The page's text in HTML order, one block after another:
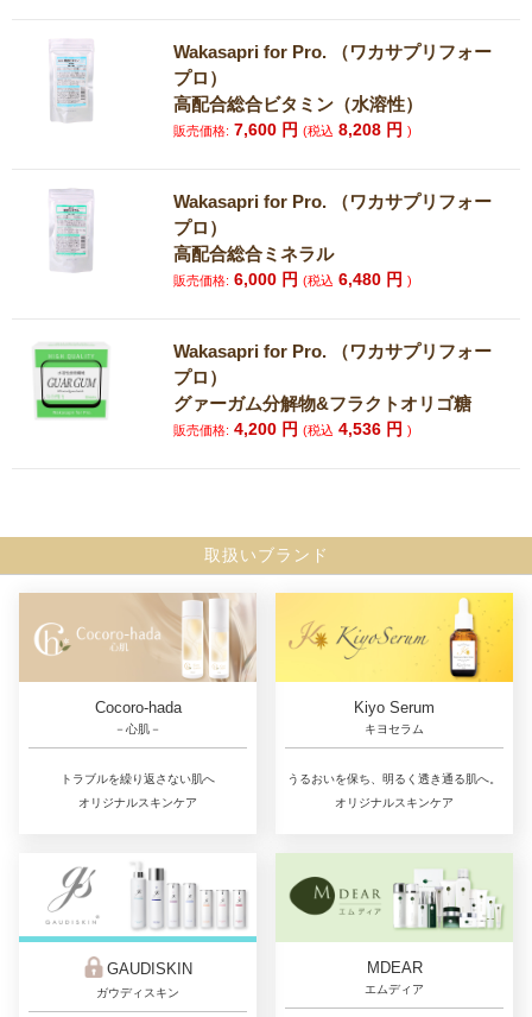
Wakasapri for Pro. （ワカサプリフォー
プロ）
高配合総合ビタミン（水溶性）
販売価格: 7,600 円(税込 8,208 円)
Wakasapri for Pro. （ワカサプリフォー
プロ）
高配合総合ミネラル
販売価格: 6,000 円(税込 6,480 円)
Wakasapri for Pro. （ワカサプリフォー
プロ）
グァーガム分解物&フラクトオリゴ糖
販売価格: 4,200 円(税込 4,536 円)
取扱いブランド
Cocoro-hada
－心肌－
トラブルを繰り返さない肌へ
オリジナルスキンケア
Kiyo Serum
キヨセラム
うるおいを保ち、明るく透き通る肌へ。
オリジナルスキンケア
GAUDISKIN
ガウディスキン
MDEAR
エムディア